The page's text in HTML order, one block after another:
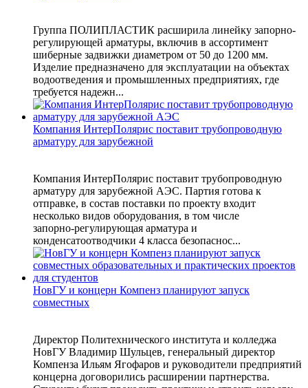
Группа ПОЛИПЛАСТИК расширила линейку запорно-
регулирующей арматуры, включив в ассортимент
шиберные задвижки диаметром от 50 до 1200 мм.
Изделие предназначено для эксплуатации на объектах
водоотведения и промышленных предприятиях, где
требуется надежн...
Компания ИнтерПолярис поставит трубопроводную
арматуру для зарубежной
Компания ИнтерПолярис поставит трубопроводную
арматуру для зарубежной АЭС. Партия готова к
отправке, в состав поставки по проекту входит
несколько видов оборудования, в том числе
запорно‑регулирующая арматура и
конденсатоотводчики 4 класса безопаснос...
НовГУ и концерн Компенз планируют запуск
совместных
Директор Политехнического института и колледжа
НовГУ Владимир Шульцев, генеральный директор
Компенза Ильям Ягофаров и руководители предприятий
концерна договорились расширении партнерства.